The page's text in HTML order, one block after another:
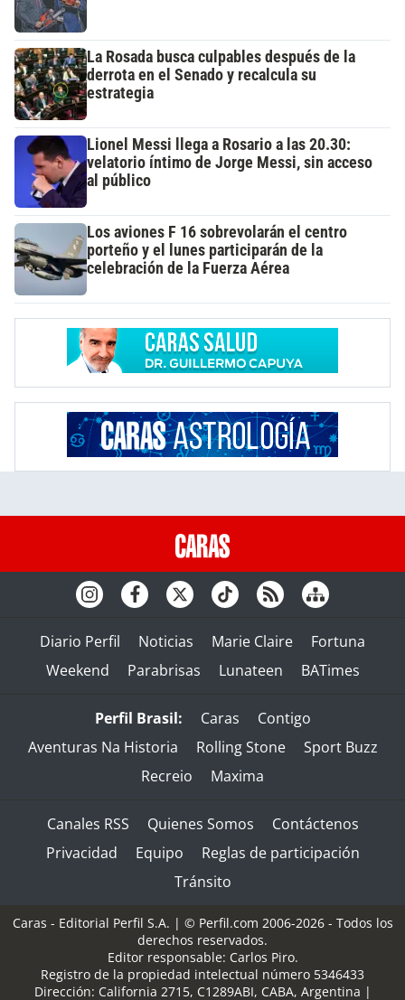
La Rosada busca culpables después de la
derrota en el Senado y recalcula su
estrategia
Lionel Messi llega a Rosario a las 20.30:
velatorio íntimo de Jorge Messi, sin acceso
al público
Los aviones F 16 sobrevolarán el centro
porteño y el lunes participarán de la
celebración de la Fuerza Aérea
Diario Perfil Noticias Marie Claire
Fortuna
Weekend
Parabrisas Lunateen BATimes
Perfil Brasil: Caras
Contigo
Aventuras Na Historia
Rolling Stone
Sport Buzz
Recreio
Maxima
Canales RSS Quienes Somos
Contáctenos
Privacidad
Equipo
Reglas de participación
Tránsito
Caras - Editorial Perfil S.A. | © Perfil.com 2006-2026 - Todos los
derechos reservados.
Editor responsable: Carlos Piro.
Registro de la propiedad intelectual número 5346433
Dirección: California 2715, C1289ABI, CABA, Argentina |